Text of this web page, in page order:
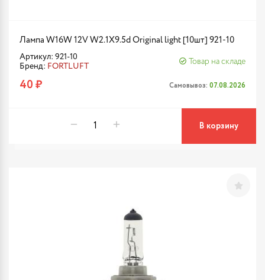
Лампа W16W 12V W2.1X9.5d Original light [10шт] 921-10
Артикул: 921-10
Бренд: FORTLUFT
Товар на складе
40 ₽ Самовывоз: 07.08.2026
В корзину